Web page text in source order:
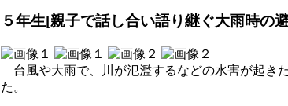
５年生[親子で話し合い語り継ぐ大雨時の
台風や大雨で、川が氾濫するなどの水害が起き
た。